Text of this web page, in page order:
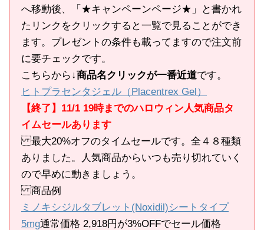
へ移動後、「★キャンペーンページ★」と書かれ
たリンクをクリックすると一覧で見ることができ
ます。プレゼントの条件も載ってますので注文前
に要チェックです。
こちらから ↓商品名クリックが一番近道です。
ヒトプラセンタジェル（Placentrex Gel）
【終了】11/1 19時までのハロウィン人気商品タ
イムセールあります
最大20%オフのタイムセールです。全４８種類
ありました。人気商品からいつも売り切れていく
ので早めに動きましょう。
商品例
ミノキシジルタブレット(Noxidil)シートタイプ
5mg通常価格 2,918円が3%OFFでセール価格